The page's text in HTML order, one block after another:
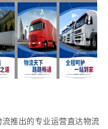
推出的专业运营直达物流